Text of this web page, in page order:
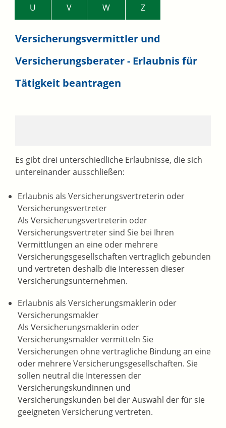
U V W Z
Versicherungsvermittler und
Versicherungsberater - Erlaubnis für
Tätigkeit beantragen
Es gibt drei unterschiedliche Erlaubnisse, die sich
untereinander ausschließen:
Erlaubnis als Versicherungsvertreterin oder
Versicherungsvertreter
Als Versicherungsvertreterin oder
Versicherungsvertreter sind Sie bei Ihren
Vermittlungen an eine oder mehrere
Versicherungsgesellschaften vertraglich gebunden
und vertreten deshalb die Interessen dieser
Versicherungsunternehmen.
Erlaubnis als Versicherungsmaklerin oder
Versicherungsmakler
Als Versicherungsmaklerin oder
Versicherungsmakler vermitteln Sie
Versicherungen ohne vertragliche Bindung an eine
oder mehrere Versicherungsgesellschaften. Sie
sollen neutral die Interessen der
Versicherungskundinnen und
Versicherungskunden bei der Auswahl der für sie
geeigneten Versicherung vertreten.